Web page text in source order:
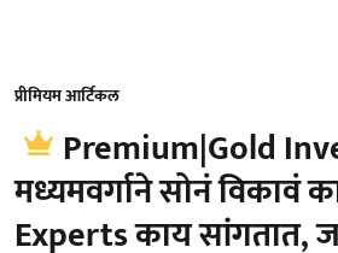
प्रीमियम आर्टिकल
Premium|Gold
मध्यमवर्गाने सोनं विकावं
Experts काय सांगतात,